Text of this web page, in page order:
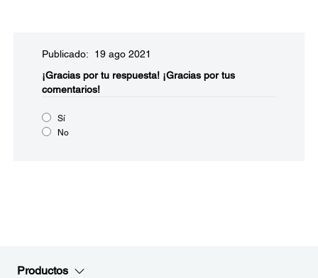
Publicado: 19 ago 2021
¡Gracias por tu respuesta! ¡Gracias por tus
comentarios!
Sí
No
Productos